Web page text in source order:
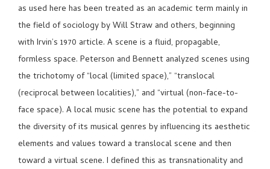
as used here has been treated as an academic term mainly in
the field of sociology by Will Straw and others, beginning
with Irvin’s 1970 article. A scene is a fluid, propagable,
formless space. Peterson and Bennett analyzed scenes using
the trichotomy of “local (limited space),” “translocal
(reciprocal between localities),” and “virtual (non-face-to-
face space). A local music scene has the potential to expand
the diversity of its musical genres by influencing its aesthetic
elements and values toward a translocal scene and then
toward a virtual scene. I defined this as transnationality and